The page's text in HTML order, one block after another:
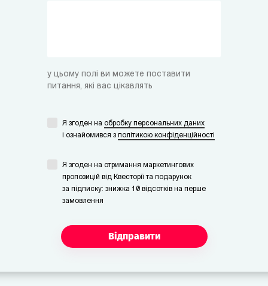
у цьому полі ви можете поставити
питання, які вас цікавлять
Я згоден на обробку персональних даних
i ознайомився з політикою конфіденційності
Я згоден на отримання маркетингових
пропозицій від Квесторії та подарунок
за підписку: знижка 10 відсотків на перше
замовлення
Відправити